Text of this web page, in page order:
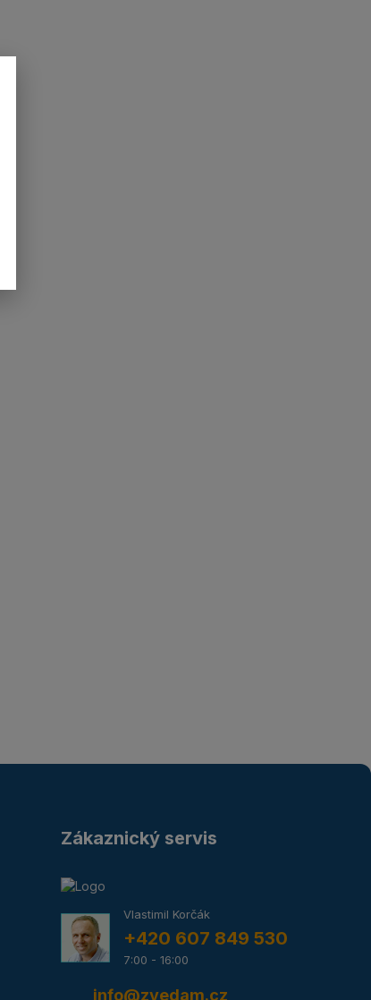
Zákaznický servis
Vlastimil Korčák
+420 607 849 530
7:00 - 16:00
info@zvedam.cz